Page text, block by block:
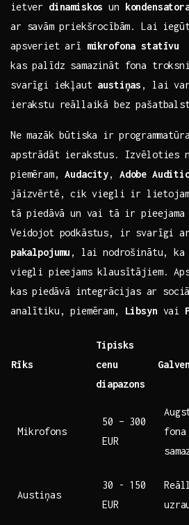
ietver dinamiskos un
ar savām ⁤priekšrocībām. Lai
apsveriet arī mikrofona statīvu
​kas palīdz samazināt fona
svarīgi iekļaut‌ austiņas , lai
ierakstu reāllaikā bez
Ne ⁢mazāk būtiska‌ ir⁤
apstrādāt ierakstus. Izvēloties⁤
piemēram,Audacity, Adobe
jāizvērtē, ⁢cik viegli ir
tā ⁤piedāvā un vai tā ir pieejama
Veidojot‍ podkāstus, ‌ir svarīgi
⁤pakalpojumu , lai nodrošinātu,
viegli pieejams klausītājiem.
⁢kas ⁣piedāvā integrācijas ⁣ar
analītiku, piemēram, Libsyn vai
Rīks
Tipisks
cenu
diapazons
Mikrofons
50 – 300
EUR
Austiņas
30 -⁤ 150
EUR